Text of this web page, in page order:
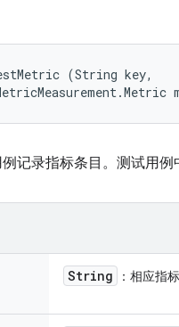
(String key,
记录指标条目。测试用例
String ：相应指